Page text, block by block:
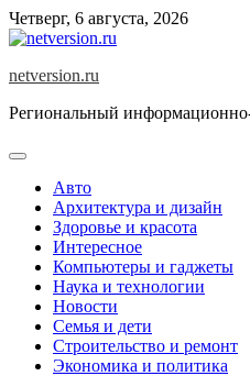
Skip
to
Четверг, 6 августа, 2026
netversion.ru
Региональный
Авто
Архитектура и дизайн
Здоровье и красота
Интересное
Компьютеры и гаджеты
Наука и технологии
Новости
Семья и дети
Строительство и ремонт
Экономика и политика